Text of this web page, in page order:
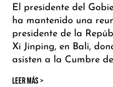
El presidente del
ha mantenido una
presidente de la
Xi Jinping, en Bali,
asisten a la Cumbre
LEER MÁS >